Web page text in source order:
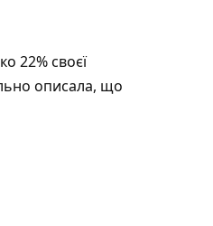
22% своєї
описала, що